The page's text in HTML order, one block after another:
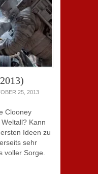
25, 2013
Clooney
Kann
Ideen zu
sehr
voller Sorge.